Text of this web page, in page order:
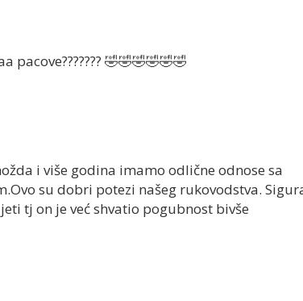
🤣🤣🤣🤣🤣🤣
i više godina imamo odlične odnose sa
su dobri potezi našeg rukovodstva.
tj on je već shvatio pogubnost bivše